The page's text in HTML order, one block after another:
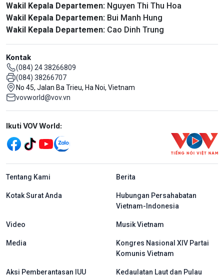
Wakil Kepala Departemen: Nguyen Thi Thu Hoa
Wakil Kepala Departemen: Bui Manh Hung
Wakil Kepala Departemen: Cao Dinh Trung
Kontak
(084) 24 38266809
(084) 38266707
No 45, Jalan Ba Trieu, Ha Noi, Vietnam
vovworld@vov.vn
Mạng xã hội
Ikuti VOV World:
menu footer tiếng Indo
Tentang Kami Berita
Kotak Surat Anda
Hubungan Persahabatan
Vietnam-Indonesia
Video Musik Vietnam
Media
Kongres Nasional XIV Partai
Komunis Vietnam
Aksi Pemberantasan IUU Kedaulatan Laut dan Pulau